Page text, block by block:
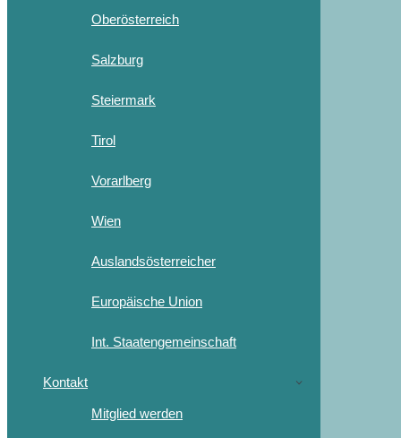
Oberösterreich
Salzburg
Steiermark
Tirol
Vorarlberg
Wien
Auslandsösterreicher
Europäische Union
Int. Staatengemeinschaft
Kontakt
Mitglied werden